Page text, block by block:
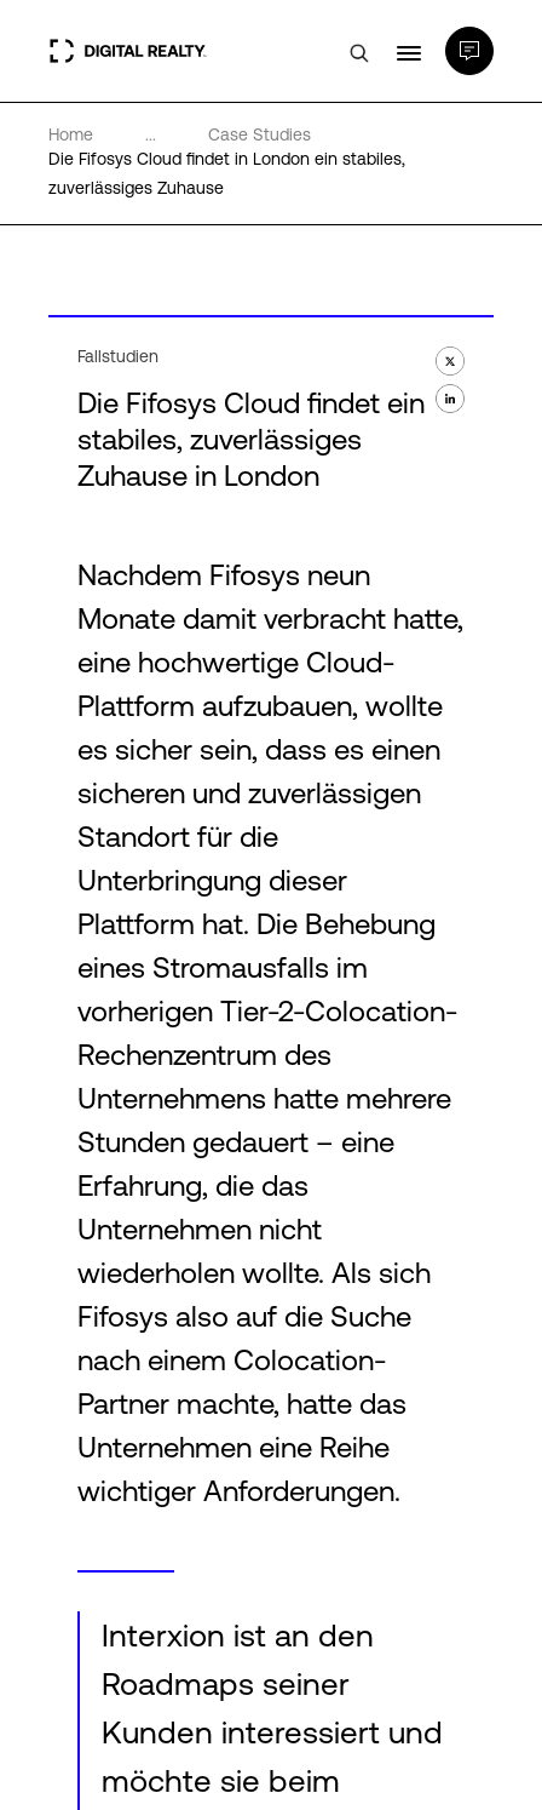
Rechenzentren
PlatformDIGITAL®
Über uns
Login
Home ...
Case Studies
Die Fifosys Cloud findet in London ein stabiles,
zuverlässiges Zuhause
Fallstudien
Die Fifosys Cloud findet ein
stabiles, zuverlässiges
Zuhause in London
Nachdem Fifosys neun
Monate damit verbracht hatte,
eine hochwertige Cloud-
Plattform aufzubauen, wollte
es sicher sein, dass es einen
sicheren und zuverlässigen
Standort für die
Unterbringung dieser
Plattform hat. Die Behebung
eines Stromausfalls im
vorherigen Tier-2-Colocation-
Rechenzentrum des
Unternehmens hatte mehrere
Stunden gedauert – eine
Erfahrung, die das
Unternehmen nicht
wiederholen wollte. Als sich
Fifosys also auf die Suche
nach einem Colocation-
Partner machte, hatte das
Unternehmen eine Reihe
wichtiger Anforderungen.
Interxion ist an den
Roadmaps seiner
Kunden interessiert und
möchte sie beim